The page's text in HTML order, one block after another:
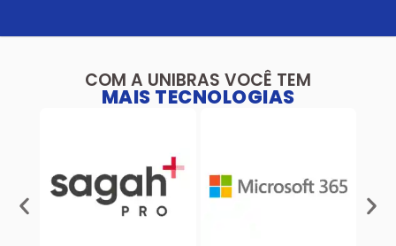
COM A UNIBRAS VOCÊ TEM
MAIS TECNOLOGIAS